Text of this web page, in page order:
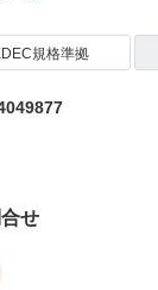
規格準拠
せ